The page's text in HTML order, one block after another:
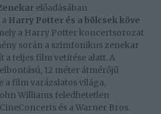
előadásában
Harry Potter és a bölcsek köve
a Harry Potter koncertsorozat
során a szimfonikus zenekar
a teljes film vetítése alatt. A
12 méter átmérőjű
a film varázslatos világa,
Williams feledhetetlen
és a Warner Bros.